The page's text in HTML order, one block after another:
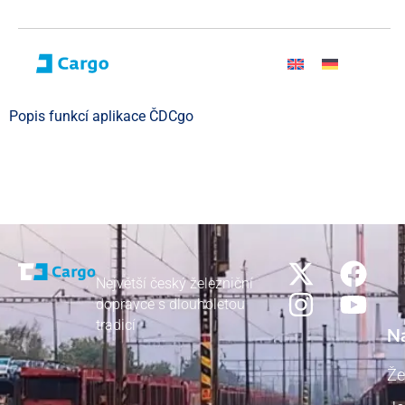
Popis funkcí aplikace ČDCgo
Největší český železniční
dopravce s dlouholetou
tradicí